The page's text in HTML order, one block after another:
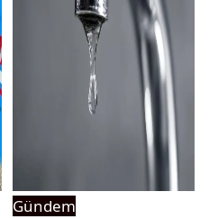
Gündem